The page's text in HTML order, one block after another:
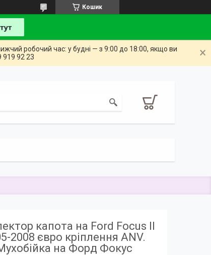
Кошик
робочий час: у будні — з 9:00 до 18:00, якщо ви
919 92 23
капота на Ford Focus II
2008 євро кріплення ANV.
на Форд Фокус